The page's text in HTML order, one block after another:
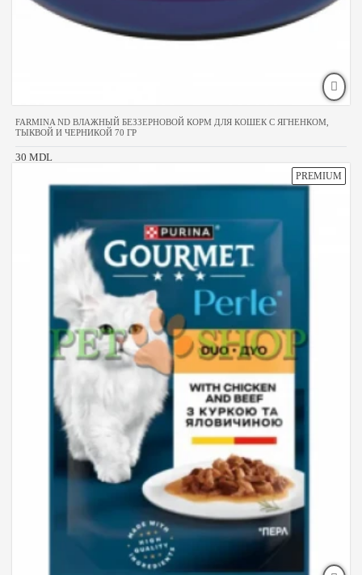
FARMINA ND ВЛАЖНЫЙ БЕЗЗЕРНОВОЙ КОРМ ДЛЯ КОШЕК С ЯГНЕНКОМ,
ТЫКВОЙ И ЧЕРНИКОЙ 70 ГР
30 MDL